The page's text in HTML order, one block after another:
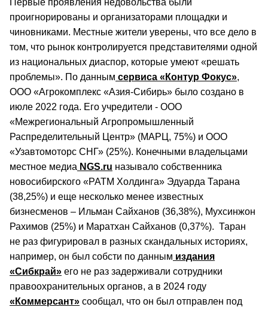
Первые проявления недовольства были
проигнорированы и организаторами площадки и
чиновниками. Местные жители уверены, что все дело в
том, что рынок контролируется представителями одной
из национальных диаспор, которые умеют «решать
проблемы». По данным сервиса «Контур Фокус»,
ООО «Агрокомплекс «Азия-Сибирь» было создано в
июле 2022 года. Его учредители - ООО
«Межрегиональный Агропромышленный
Распределительный Центр» (МАРЦ, 75%) и ООО
«Узавтомоторс СНГ» (25%). Конечными владельцами
местное медиа NGS.ru называло собственника
новосибирского «РАТМ Холдинга» Эдуарда Тарана
(38,25%) и еще несколько менее известных
бизнесменов – Ильман Сайханов (36,38%), Мухсинжон
Рахимов (25%) и Маратхан Сайханов (0,37%​).​ Таран
не раз фигурировал в разных скандальных историях,
например, он был собсти по данным издания
«Сибкрай» его не раз задерживали сотрудники
правоохранительных органов, а в 2024 году
«Коммерсант» сообщал, что он был отправлен под